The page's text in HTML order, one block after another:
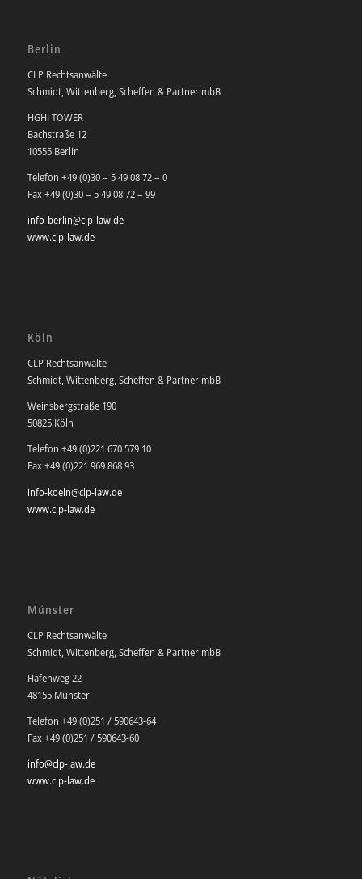
Berlin
CLP Rechtsanwälte
Schmidt, Wittenberg, Scheffen & Partner mbB
HGHI TOWER
Bachstraße 12
10555 Berlin
Telefon +49 (0)30 – 5 49 08 72 – 0
Fax +49 (0)30 – 5 49 08 72 – 99
info-berlin@clp-law.de
www.clp-law.de
Köln
CLP Rechtsanwälte
Schmidt, Wittenberg, Scheffen & Partner mbB
Weinsbergstraße 190
50825 Köln
Telefon +49 (0)221 670 579 10
Fax +49 (0)221 969 868 93
info-koeln@clp-law.de
www.clp-law.de
Münster
CLP Rechtsanwälte
Schmidt, Wittenberg, Scheffen & Partner mbB
Hafenweg 22
48155 Münster
Telefon +49 (0)251 / 590643-64
Fax +49 (0)251 / 590643-60
info@clp-law.de
www.clp-law.de